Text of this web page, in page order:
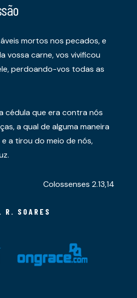
mortos nos pecados, e
vossa carne, vos vivificou
perdoando-vos todas as
cédula que era contra nós
a qual de alguma maneira
a tirou do meio de nós,
Colossenses 2.13,14
R. SOARES